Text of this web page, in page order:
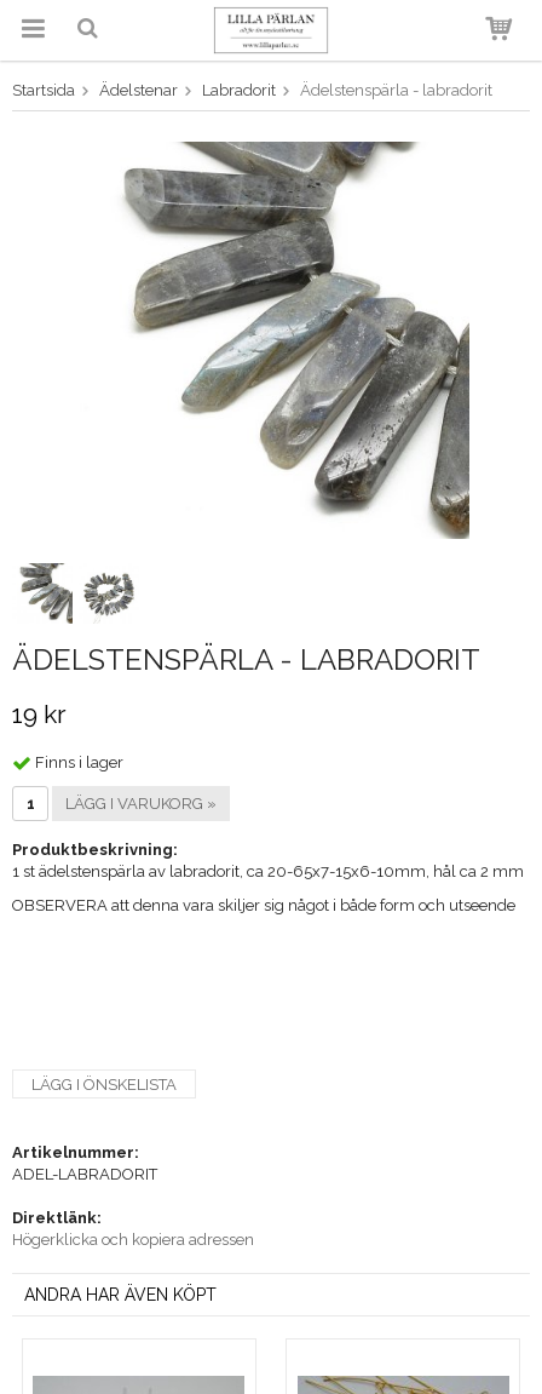
Produkten har blivit tillagd i
varukorgen
Startsida Ädelstenar Labradorit Ädelstenspärla - labradorit
ÄDELSTENSPÄRLA - LABRADORIT
19 kr
Finns i lager
LÄGG I VARUKORG »
Produktbeskrivning:
1 st ädelstenspärla av labradorit, ca 20-65x7-15x6-10mm, hål ca 2 mm
OBSERVERA att denna vara skiljer sig något i både form och utseende
LÄGG I ÖNSKELISTA
Artikelnummer:
ADEL-LABRADORIT
Direktlänk:
Högerklicka och kopiera adressen
ANDRA HAR ÄVEN KÖPT